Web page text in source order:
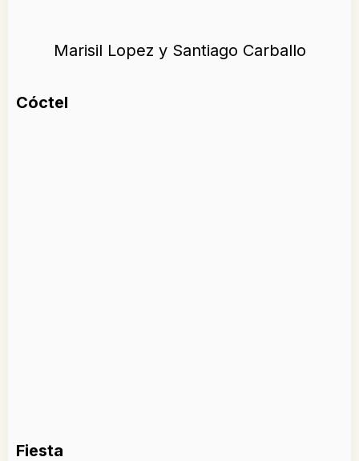
Marisil Lopez y Santiago Carballo
Cóctel
Fiesta